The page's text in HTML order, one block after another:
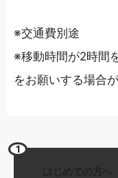
※交通費別途
※移動時間が2時間
をお願いする場合
1